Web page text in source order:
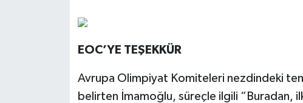
EOC’YE TEŞEKKÜR
Avrupa Olimpiyat Komiteleri nezdindeki
belirten İmamoğlu, süreçle ilgili “Buradan,